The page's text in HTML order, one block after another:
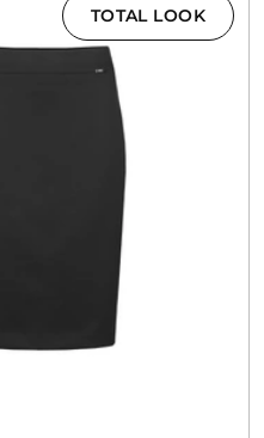
TOTAL LOOK